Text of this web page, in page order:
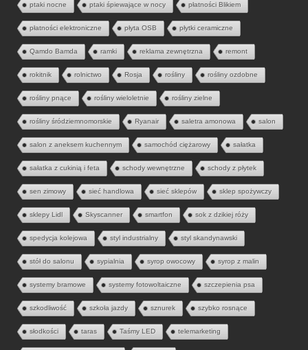
ptaki nocne ptaki śpiewające w nocy płatności Blikiem
płatności elektroniczne płyta OSB płytki ceramiczne
Qamdo Bamda ramki reklama zewnętrzna remont
rokitnik rolnictwo Rosja rośliny rośliny ozdobne
rośliny pnące rośliny wieloletnie rośliny zielne
rośliny śródziemnomorskie Ryanair saletra amonowa salon
salon z aneksem kuchennym samochód ciężarowy sałatka
sałatka z cukinią i feta schody wewnętrzne schody z płytek
sen zimowy sieć handlowa sieć sklepów sklep spożywczy
sklepy Lidl Skyscanner smartfon sok z dzikiej róży
spedycja kolejowa styl industrialny styl skandynawski
stół do salonu sypialnia syrop owocowy syrop z malin
systemy bramowe systemy fotowoltaiczne szczepienia psa
szkodliwość szkoła jazdy sznurek szybko rosnące
słodkości taras Taśmy LED telemarketing